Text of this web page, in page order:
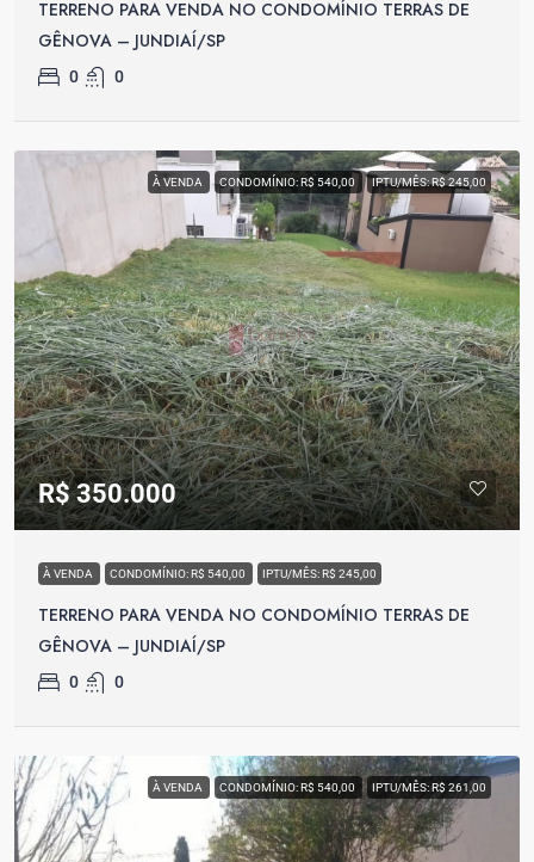
TERRENO PARA VENDA NO CONDOMÍNIO TERRAS DE
GÊNOVA – JUNDIAÍ/SP
0 0
À VENDA CONDOMÍNIO: R$ 540,00 IPTU/MÊS: R$ 245,00
R$ 350.000
À VENDA CONDOMÍNIO: R$ 540,00 IPTU/MÊS: R$ 245,00
TERRENO PARA VENDA NO CONDOMÍNIO TERRAS DE
GÊNOVA – JUNDIAÍ/SP
0 0
À VENDA CONDOMÍNIO: R$ 540,00 IPTU/MÊS: R$ 261,00